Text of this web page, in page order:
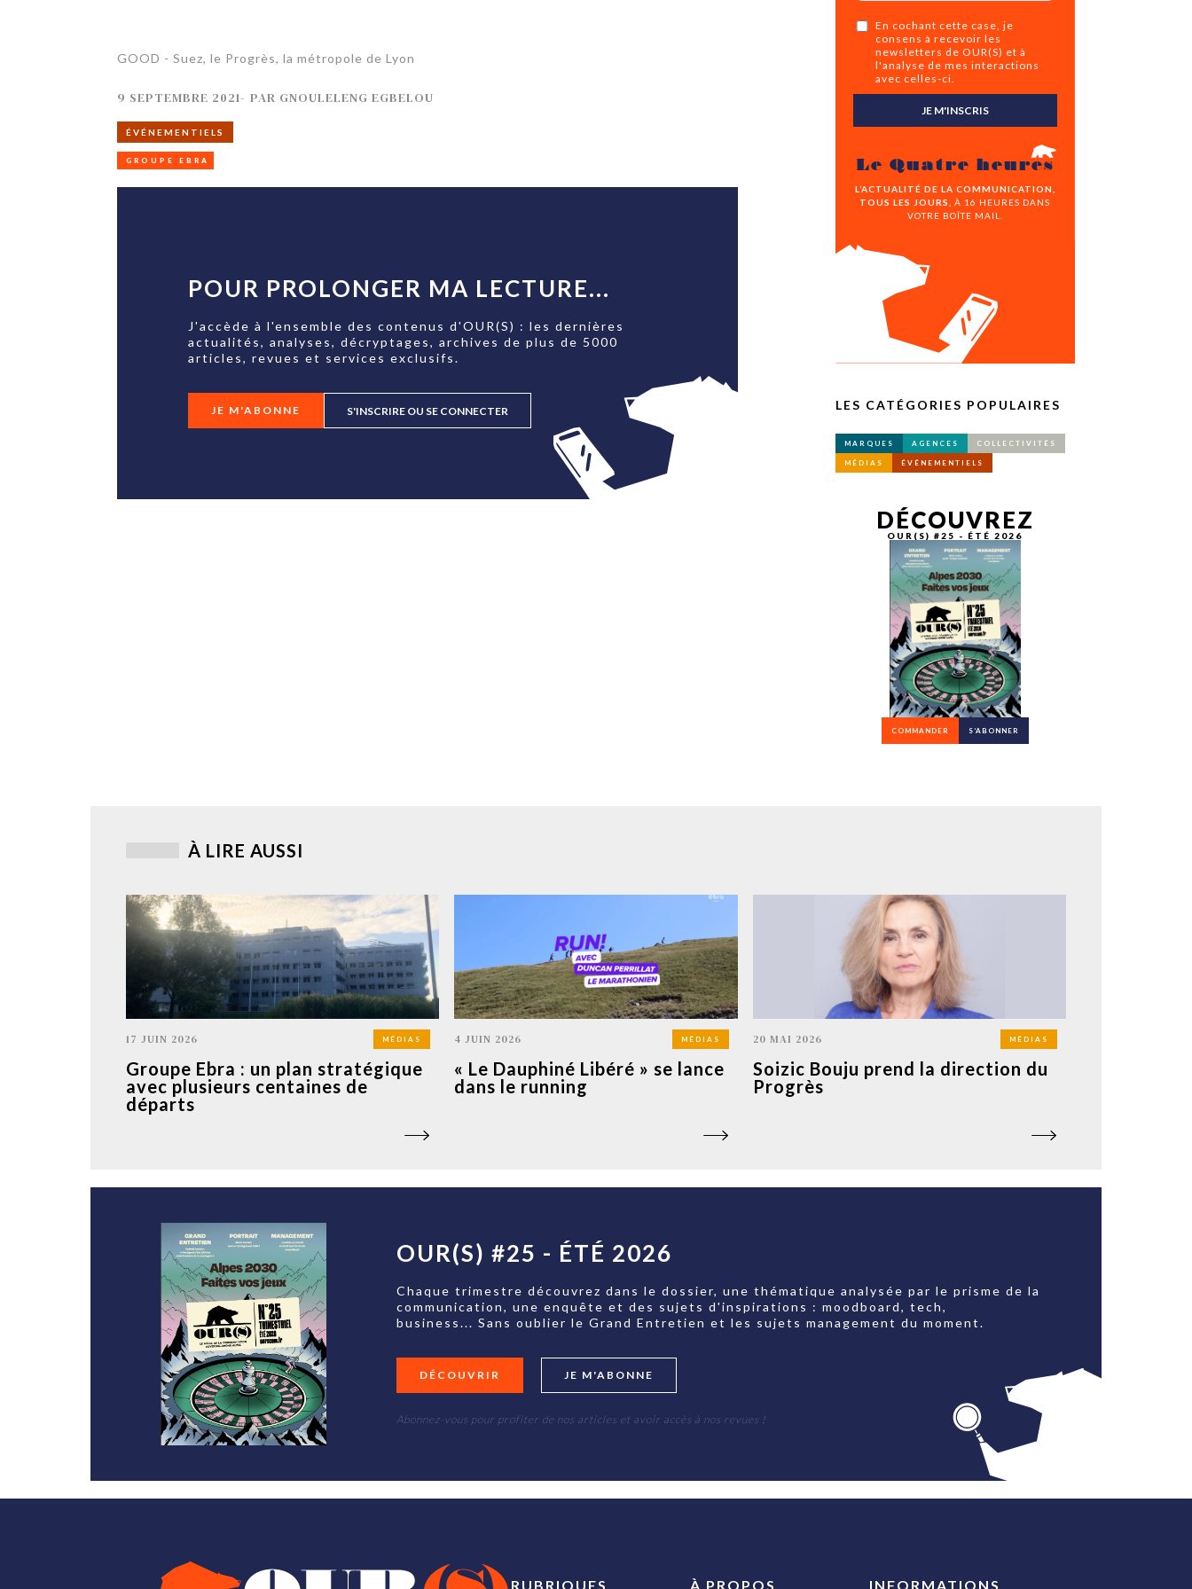
GOOD - Suez, le Progrès, la métropole de Lyon
9 SEPTEMBRE 2021- PAR GNOULELENG EGBELOU
ÉVÉNEMENTIELS
GROUPE EBRA
POUR PROLONGER MA LECTURE...
J'accède à l'ensemble des contenus d'OUR(S) : les dernières
actualités, analyses, décryptages, archives de plus de 5000
articles, revues et services exclusifs.
JE M'ABONNE S'INSCRIRE OU SE CONNECTER
En cochant cette case, je
consens à recevoir les
newsletters de OUR(S) et à
l'analyse de mes interactions
avec celles-ci.
JE M'INSCRIS
Le Quatre heures
L’ACTUALITÉ DE LA COMMUNICATION,
TOUS LES JOURS,
À 16 HEURES DANS
VOTRE BOÎTE MAIL.
LES CATÉGORIES POPULAIRES
MARQUES AGENCES COLLECTIVITÉS
MÉDIAS ÉVÉNEMENTIELS
DÉCOUVREZ
OUR(S) #25 - ÉTÉ 2026
COMMANDER S’ABONNER
À LIRE AUSSI
17 JUIN 2026 MÉDIAS
Groupe Ebra : un plan stratégique
avec plusieurs centaines de
départs
4 JUIN 2026 MÉDIAS
« Le Dauphiné Libéré » se lance
dans le running
20 MAI 2026 MÉDIAS
Soizic Bouju prend la direction du
Progrès
OUR(S) #25 - ÉTÉ 2026
Chaque trimestre découvrez dans le dossier, une thématique analysée par le prisme de la
communication, une enquête et des sujets d'inspirations : moodboard, tech,
business... Sans oublier le Grand Entretien et les sujets management du moment.
DÉCOUVRIR JE M'ABONNE
Abonnez-vous pour profiter de nos articles et avoir accès à nos revues !
RUBRIQUES À PROPOS INFORMATIONS